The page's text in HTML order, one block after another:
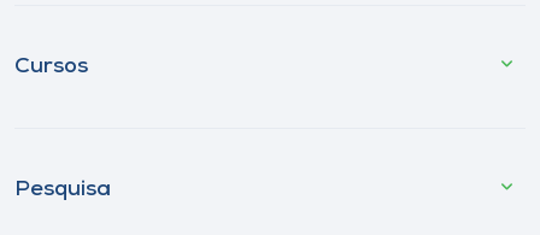
Cursos
Pesquisa